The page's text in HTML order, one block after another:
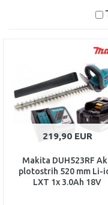
219,90 EUR
Makita DUH523RF
plotostrih 520 mm Li-
LXT 1x 3.0Ah 18V